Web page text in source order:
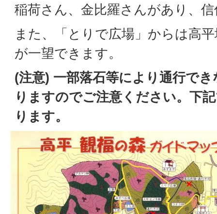
稲荷さん、金比羅さんがあり、
また、「とりで広場」からは高
が一望できます。
(注意) 一部落石等により通行で
りますのでご注意ください。下
ります。